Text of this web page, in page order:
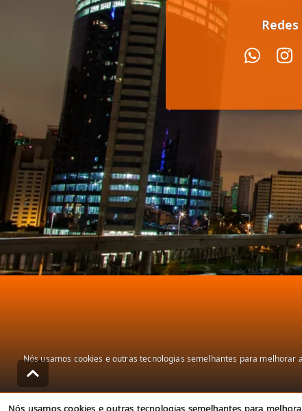
Nós usamos cookies e outras tecnologias semelhantes para
Nós usamos cookies e outras tecnologias semelhantes para